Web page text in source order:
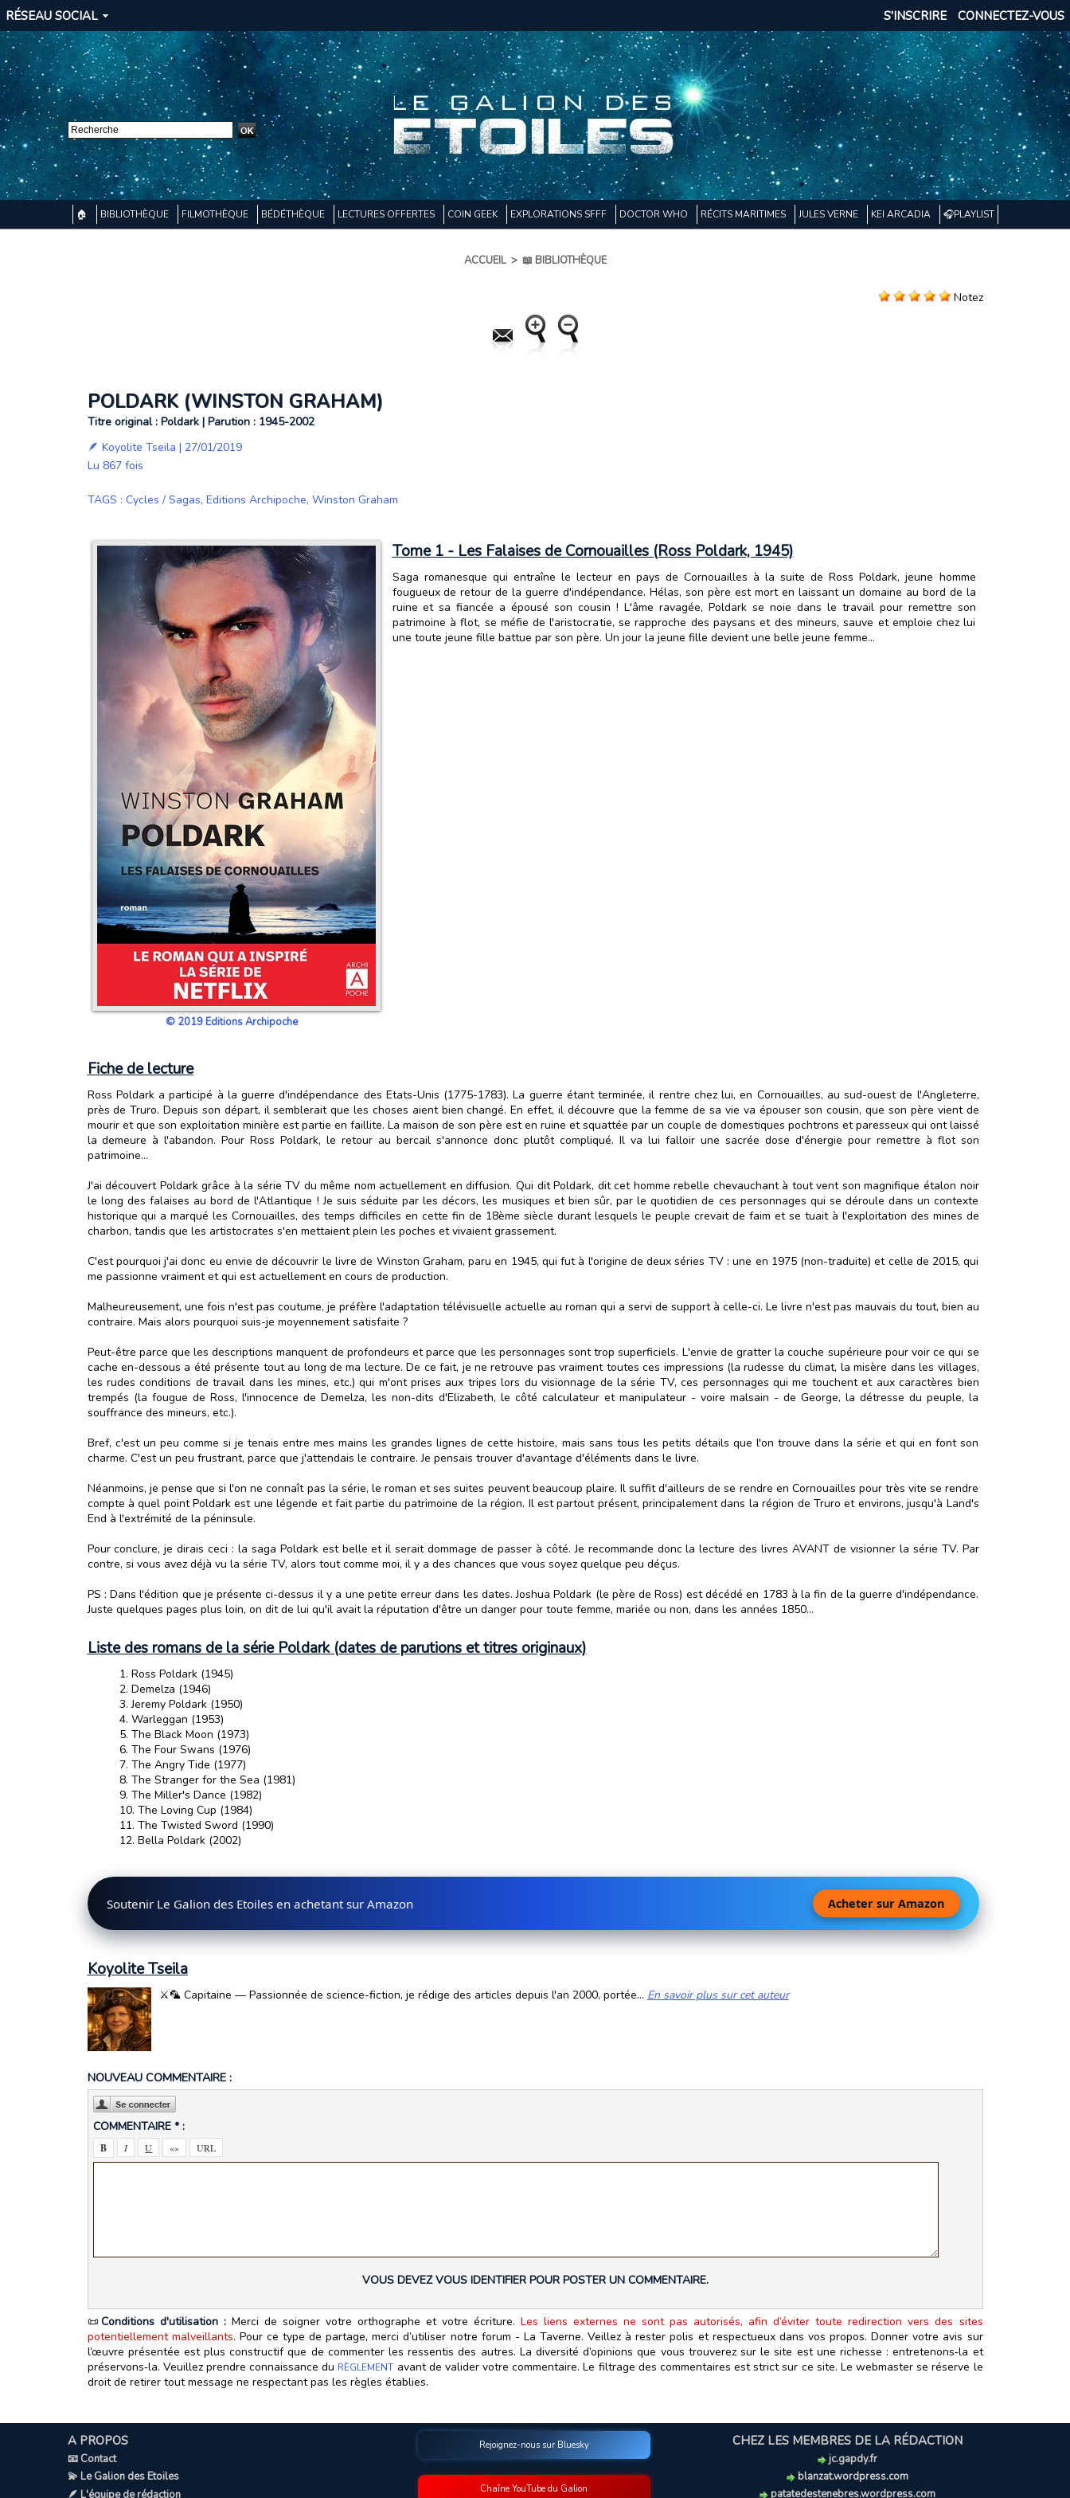
RÉSEAU SOCIAL CONNECTEZ-VOUS
S'INSCRIRE
🏠 BIBLIOTHÈQUE FILMOTHÈQUE BÉDÉTHÈQUE LECTURES OFFERTES COIN GEEK EXPLORATIONS SFFF DOCTOR WHO RÉCITS MARITIMES JULES VERNE KEI ARCADIA 🎧PLAYLIST
ACCUEIL > 📖 BIBLIOTHÈQUE
Notez
POLDARK (WINSTON GRAHAM)
Titre original : Poldark | Parution : 1945-2002
🪶 Koyolite Tseila | 27/01/2019
Lu 867 fois
TAGS : Cycles / Sagas, Editions Archipoche, Winston Graham
© 2019 Editions Archipoche
Tome 1 - Les Falaises de Cornouailles (Ross Poldark, 1945)
Saga romanesque qui entraîne le lecteur en pays de Cornouailles à la suite de Ross Poldark, jeune homme
fougueux de retour de la guerre d'indépendance. Hélas, son père est mort en laissant un domaine au bord de la
ruine et sa fiancée a épousé son cousin ! L'âme ravagée, Poldark se noie dans le travail pour remettre son
patrimoine à flot, se méfie de l'aristocratie, se rapproche des paysans et des mineurs, sauve et emploie chez lui
une toute jeune fille battue par son père. Un jour la jeune fille devient une belle jeune femme…
Fiche de lecture
Ross Poldark a participé à la guerre d'indépendance des Etats-Unis (1775-1783). La guerre étant terminée, il rentre chez lui, en Cornouailles, au sud-ouest de l'Angleterre,
près de Truro. Depuis son départ, il semblerait que les choses aient bien changé. En effet, il découvre que la femme de sa vie va épouser son cousin, que son père vient de
mourir et que son exploitation minière est partie en faillite. La maison de son père est en ruine et squattée par un couple de domestiques pochtrons et paresseux qui ont laissé
la demeure à l'abandon. Pour Ross Poldark, le retour au bercail s'annonce donc plutôt compliqué. Il va lui falloir une sacrée dose d'énergie pour remettre à flot son
patrimoine…
J'ai découvert Poldark grâce à la série TV du même nom actuellement en diffusion. Qui dit Poldark, dit cet homme rebelle chevauchant à tout vent son magnifique étalon noir
le long des falaises au bord de l'Atlantique ! Je suis séduite par les décors, les musiques et bien sûr, par le quotidien de ces personnages qui se déroule dans un contexte
historique qui a marqué les Cornouailles, des temps difficiles en cette fin de 18ème siècle durant lesquels le peuple crevait de faim et se tuait à l'exploitation des mines de
charbon, tandis que les artistocrates s'en mettaient plein les poches et vivaient grassement.
C'est pourquoi j'ai donc eu envie de découvrir le livre de Winston Graham, paru en 1945, qui fut à l'origine de deux séries TV : une en 1975 (non-traduite) et celle de 2015, qui
me passionne vraiment et qui est actuellement en cours de production.
Malheureusement, une fois n'est pas coutume, je préfère l'adaptation télévisuelle actuelle au roman qui a servi de support à celle-ci. Le livre n'est pas mauvais du tout, bien au
contraire. Mais alors pourquoi suis-je moyennement satisfaite ?
Peut-être parce que les descriptions manquent de profondeurs et parce que les personnages sont trop superficiels. L'envie de gratter la couche supérieure pour voir ce qui se
cache en-dessous a été présente tout au long de ma lecture. De ce fait, je ne retrouve pas vraiment toutes ces impressions (la rudesse du climat, la misère dans les villages,
les rudes conditions de travail dans les mines, etc.) qui m'ont prises aux tripes lors du visionnage de la série TV, ces personnages qui me touchent et aux caractères bien
trempés (la fougue de Ross, l'innocence de Demelza, les non-dits d'Elizabeth, le côté calculateur et manipulateur - voire malsain - de George, la détresse du peuple, la
souffrance des mineurs, etc.).
Bref, c'est un peu comme si je tenais entre mes mains les grandes lignes de cette histoire, mais sans tous les petits détails que l'on trouve dans la série et qui en font son
charme. C'est un peu frustrant, parce que j'attendais le contraire. Je pensais trouver d'avantage d'éléments dans le livre.
Néanmoins, je pense que si l'on ne connaît pas la série, le roman et ses suites peuvent beaucoup plaire. Il suffit d'ailleurs de se rendre en Cornouailles pour très vite se rendre
compte à quel point Poldark est une légende et fait partie du patrimoine de la région. Il est partout présent, principalement dans la région de Truro et environs, jusqu'à Land's
End à l'extrémité de la péninsule.
Pour conclure, je dirais ceci : la saga Poldark est belle et il serait dommage de passer à côté. Je recommande donc la lecture des livres AVANT de visionner la série TV. Par
contre, si vous avez déjà vu la série TV, alors tout comme moi, il y a des chances que vous soyez quelque peu déçus.
PS : Dans l'édition que je présente ci-dessus il y a une petite erreur dans les dates. Joshua Poldark (le père de Ross) est décédé en 1783 à la fin de la guerre d'indépendance.
Juste quelques pages plus loin, on dit de lui qu'il avait la réputation d'être un danger pour toute femme, mariée ou non, dans les années 1850…
Liste des romans de la série Poldark (dates de parutions et titres originaux)
Ross Poldark (1945)
Demelza (1946)
Jeremy Poldark (1950)
Warleggan (1953)
The Black Moon (1973)
The Four Swans (1976)
The Angry Tide (1977)
The Stranger for the Sea (1981)
The Miller's Dance (1982)
The Loving Cup (1984)
The Twisted Sword (1990)
Bella Poldark (2002)
Soutenir Le Galion des Etoiles en achetant sur Amazon Acheter sur Amazon
Koyolite Tseila
⚔️🦜 Capitaine — Passionnée de science-fiction, je rédige des articles depuis l'an 2000, portée... En savoir plus sur cet auteur
NOUVEAU COMMENTAIRE :
COMMENTAIRE * :
VOUS DEVEZ VOUS IDENTIFIER POUR POSTER UN COMMENTAIRE.
📜Conditions d'utilisation :Merci de soigner votre orthographe et votre écriture.Les liens externes ne sont pas autorisés, afin d’éviter toute redirection vers des sites
potentiellement malveillants. Pour ce type de partage, merci d’utiliser notre forum - La Taverne. Veillez à rester polis et respectueux dans vos propos. Donner votre avis sur
l’œuvre présentée est plus constructif que de commenter les ressentis des autres. La diversité d’opinions que vous trouverez sur le site est une richesse : entretenons‑la et
préservons‑la. Veuillez prendre connaissance du RÈGLEMENT avant de valider votre commentaire. Le filtrage des commentaires est strict sur ce site. Le webmaster se réserve le
droit de retirer tout message ne respectant pas les règles établies.
A PROPOS
📧 Contact
💫 Le Galion des Etoiles
Rejoignez-nous sur Bluesky
Chaîne YouTube du Galion
CHEZ LES MEMBRES DE LA RÉDACTION
jc.gapdy.fr
blanzat.wordpress.com
patatedestenebres.wordpress.com